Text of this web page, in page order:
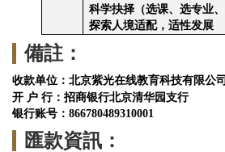
科学抉择（选课、选专业
探索人境适配，适性发展
備註：
收款单位：北京紫光在线教育科技有限公司
开 户 行：招商银行北京清华园支行
银行账号： 866780489310001
匯款資訊：